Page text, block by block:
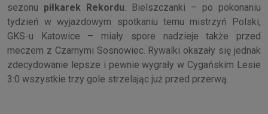
sezonu piłkarek Rekordu. Bielszczanki – po pokonaniu
tydzień w wyjazdowym spotkaniu temu mistrzyń Polski,
GKS-u Katowice – miały spore nadzieje także przed
meczem z Czarnymi Sosnowiec. Rywalki okazały się jednak
zdecydowanie lepsze i pewnie wygrały w Cygańskim Lesie
3:0 wszystkie trzy gole strzelając już przed przerwą.